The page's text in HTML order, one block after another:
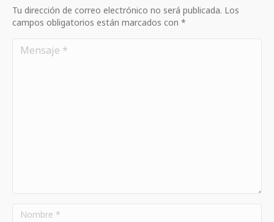
Tu dirección de correo electrónico no será publicada. Los
campos obligatorios están marcados con *